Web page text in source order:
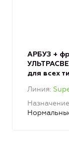
АРБУЗ +
для всех
Линия
Назначение